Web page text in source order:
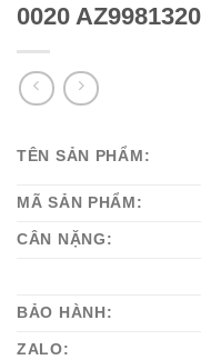
0020
TÊN SẢN PHẨM:
MÃ SẢN PHẨM:
CÂN NẶNG:
BẢO HÀNH:
ZALO: